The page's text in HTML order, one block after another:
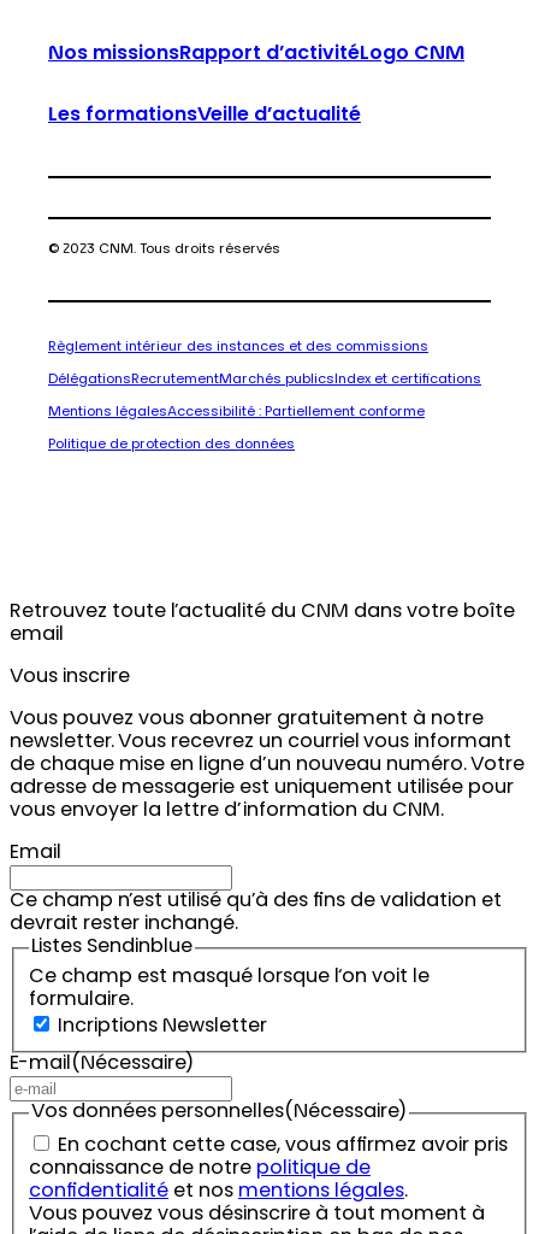
Nos missionsRapport d’activitéLogo CNM
Les formationsVeille d’actualité
© 2023 CNM. Tous droits réservés
Règlement intérieur des instances et des commissions
DélégationsRecrutementMarchés publicsIndex et certifications
Mentions légalesAccessibilité : Partiellement conforme
Politique de protection des données
Retrouvez toute l’actualité du CNM dans votre boîte
email
Vous inscrire
Vous pouvez vous abonner gratuitement à notre
newsletter. Vous recevrez un courriel vous informant
de chaque mise en ligne d’un nouveau numéro. Votre
adresse de messagerie est uniquement utilisée pour
vous envoyer la lettre d’information du CNM.
Email
Ce champ n’est utilisé qu’à des fins de validation et
devrait rester inchangé.
Ce champ est masqué lorsque l‘on voit le
formulaire.
Listes Sendinblue
Incriptions Newsletter
E-mail (Nécessaire)
Vos données personnelles(Nécessaire)
En cochant cette case, vous affirmez avoir pris
connaissance de notre politique de
confidentialité et nos mentions légales.
Vous pouvez vous désinscrire à tout moment à